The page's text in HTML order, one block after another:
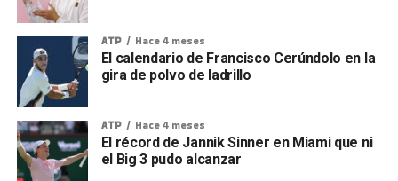
ATP Hace 4 meses
El calendario de Francisco Cerúndolo en la
gira de polvo de ladrillo
ATP Hace 4 meses
El récord de Jannik Sinner en Miami que ni
el Big 3 pudo alcanzar